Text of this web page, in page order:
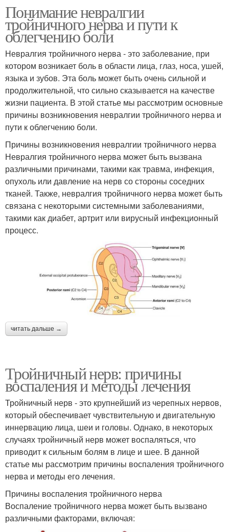
Понимание невралгии
тройничного нерва и пути к
облегчению боли
Невралгия тройничного нерва - это заболевание, при
котором возникает боль в области лица, глаз, носа, ушей,
языка и зубов. Эта боль может быть очень сильной и
продолжительной, что сильно сказывается на качестве
жизни пациента. В этой статье мы рассмотрим основные
причины возникновения невралгии тройничного нерва и
пути к облегчению боли.
Причины возникновения невралгии тройничного нерва
Невралгия тройничного нерва может быть вызвана
различными причинами, такими как травма, инфекция,
опухоль или давление на нерв со стороны соседних
тканей. Также, невралгия тройничного нерва может быть
связана с некоторыми системными заболеваниями,
такими как диабет, артрит или вирусный инфекционный
процесс.
читать дальше →
Тройничный нерв: причины
воспаления и методы лечения
Тройничный нерв - это крупнейший из черепных нервов,
который обеспечивает чувствительную и двигательную
иннервацию лица, шеи и головы. Однако, в некоторых
случаях тройничный нерв может воспаляться, что
приводит к сильным болям в лице и шее. В данной
статье мы рассмотрим причины воспаления тройничного
нерва и методы его лечения.
Причины воспаления тройничного нерва
Воспаление тройничного нерва может быть вызвано
различными факторами, включая: